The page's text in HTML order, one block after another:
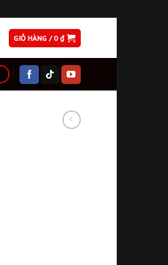
GIỎ HÀNG /0₫